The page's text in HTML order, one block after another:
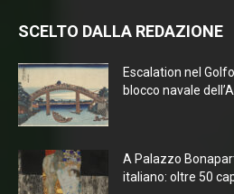
SCELTO DALLA REDAZIONE
Escalation nel
blocco navale
A Palazzo
italiano: oltre 50